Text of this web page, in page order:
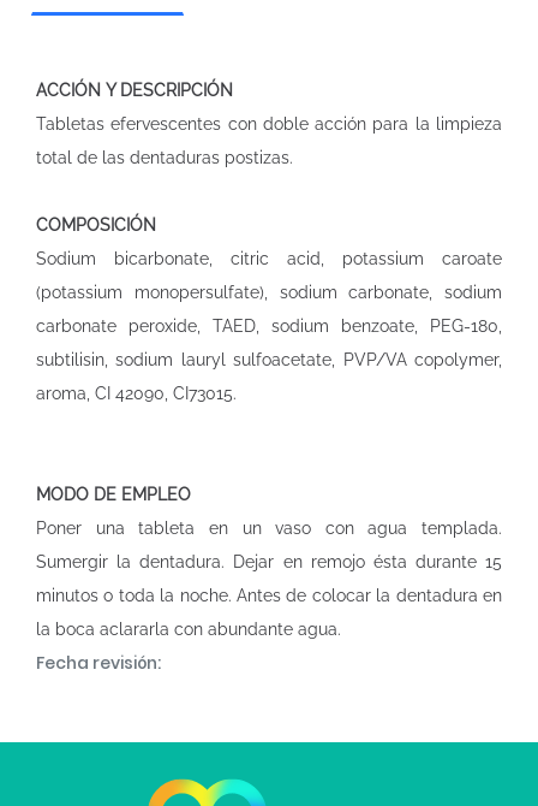
ACCIÓN Y DESCRIPCIÓN
Tabletas efervescentes con doble acción para la limpieza
total de las dentaduras postizas.
COMPOSICIÓN
Sodium bicarbonate, citric acid, potassium caroate
(potassium monopersulfate), sodium carbonate, sodium
carbonate peroxide, TAED, sodium benzoate, PEG-180,
subtilisin, sodium lauryl sulfoacetate, PVP/VA copolymer,
aroma, CI 42090, CI73015.
MODO DE EMPLEO
Poner una tableta en un vaso con agua templada.
Sumergir la dentadura. Dejar en remojo ésta durante 15
minutos o toda la noche. Antes de colocar la dentadura en
la boca aclararla con abundante agua.
Fecha revisión: